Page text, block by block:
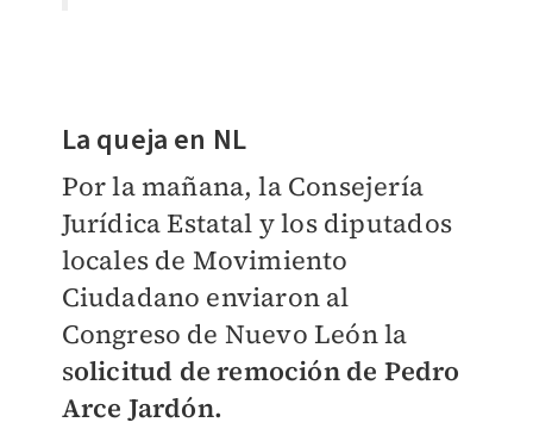
La queja en NL
Por la mañana, la Consejería
Jurídica Estatal y los diputados
locales de Movimiento
Ciudadano enviaron al
Congreso de Nuevo León la
solicitud de remoción de Pedro
Arce Jardón.